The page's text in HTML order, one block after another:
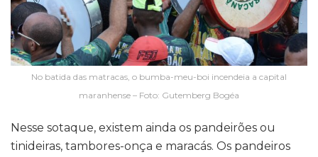
No batida das matracas, o bumba-meu-boi incendeia a capital
maranhense – Foto: Gutemberg Bogéa
Nesse sotaque, existem ainda os pandeirões ou
tinideiras, tambores-onça e maracás. Os pandeiros